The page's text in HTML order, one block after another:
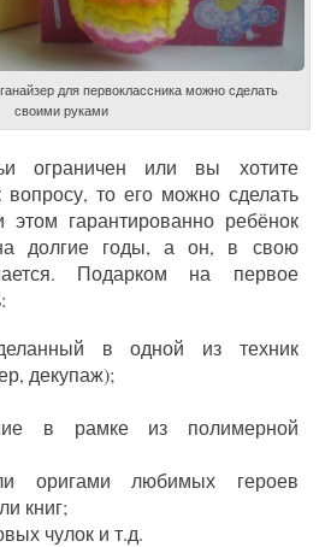
для первоклассника можно сделать
своими руками
ограничен или вы хотите
вопросу, то его можно сделать
гарантированно ребёнок
долгие годы, а он, в свою
Подарком на первое
в одной из техник
декупаж);
в рамке из полимерной
оригами любимых героев
книг;
чулок и т.д.